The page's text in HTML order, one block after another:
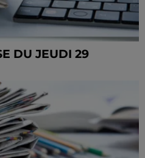
DU JEUDI 29